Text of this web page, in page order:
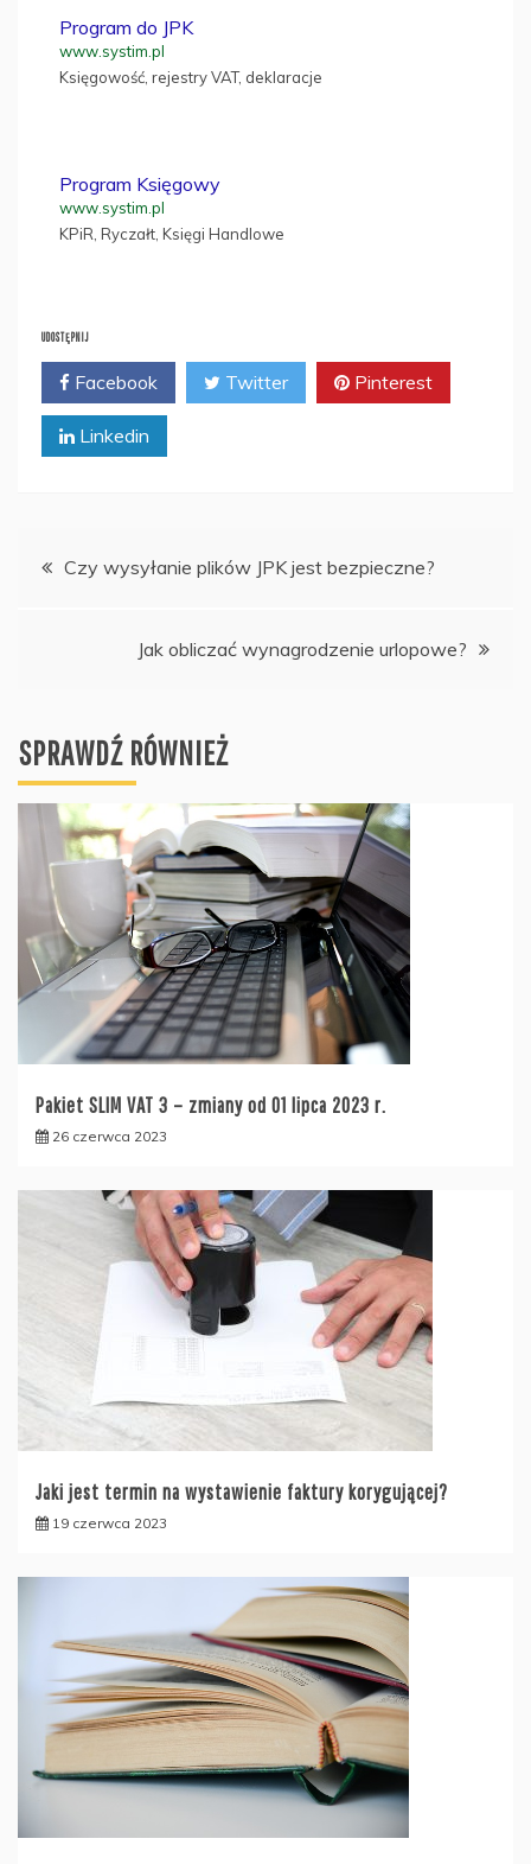
Program do JPK
www.systim.pl
Księgowość, rejestry VAT, deklaracje
Program Księgowy
www.systim.pl
KPiR, Ryczałt, Księgi Handlowe
UDOSTĘPNIJ
Facebook Twitter Pinterest
Linkedin
Nawigacja
Czy wysyłanie plików JPK jest bezpieczne?
Jak obliczać wynagrodzenie urlopowe?
SPRAWDŹ RÓWNIEŻ
Pakiet SLIM VAT 3 – zmiany od 01 lipca 2023 r.
26 czerwca 2023
Jaki jest termin na wystawienie faktury korygującej?
19 czerwca 2023